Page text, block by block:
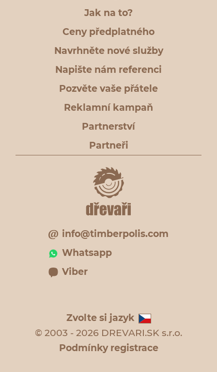
Jak na to?
Ceny předplatného
Navrhněte nové služby
Napište nám referenci
Pozvěte vaše přátele
Reklamní kampaň
Partnerství
Partneři
info@timberpolis.com
Whatsapp
Viber
Zvolte si jazyk
© 2003 - 2026 DREVARI.SK s.r.o.
Podmínky registrace